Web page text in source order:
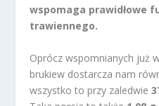
wspomaga prawidłowe
trawiennego.
Oprócz wspomnianych już
brukiew dostarcza nam
wszystko to przy zaledwie